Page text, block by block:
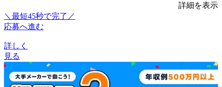
詳細を表示
＼最短45秒で完了／
応募へ進む
詳しく
見る